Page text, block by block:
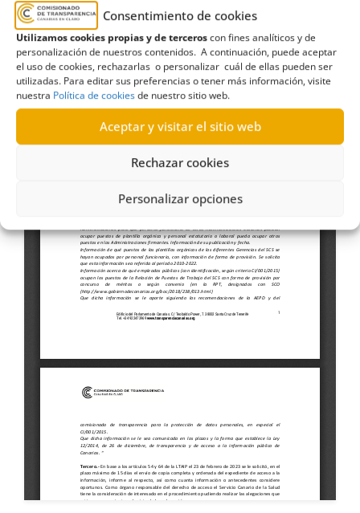
Consentimiento de cookies
Utilizamos cookies propias y de terceroscon fines analíticos y de
personalización de nuestros contenidos. A continuación, puede aceptar
el uso de cookies, rechazarlas o personalizar cuál de ellas pueden ser
utilizadas. Para editar sus preferencias o tener más información, visite
nuestra Política de cookiesde nuestro sitio web.
Aceptar y visitar el sitio web
Rechazar cookies
Personalizar opciones